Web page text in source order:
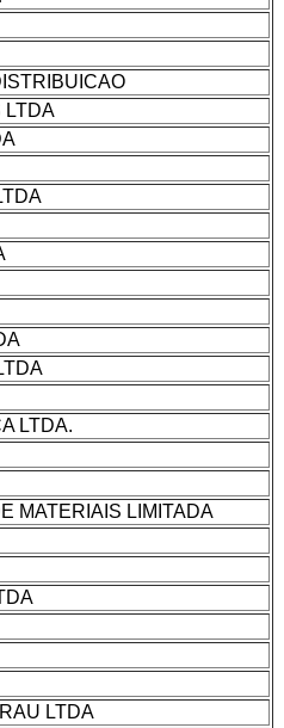
LTDA
LTDA.
MATERIAIS LIMITADA
LTDA